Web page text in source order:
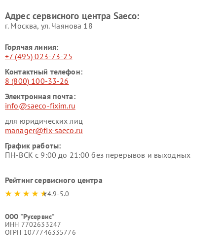
Адрес сервисного центра Saeco:
г. Москва, ул. Чаянова 18
Горячая линия:
+7 (495) 023-73-25
Контактный телефон:
8 (800) 100-33-26
Электронная почта:
info@saeco-fixim.ru
для юридических лиц
manager@fix-saeco.ru
График работы:
ПН-ВСК с 9:00 до 21:00 без перерывов и выходных
Рейтинг сервисного центра
4.9-5.0
ООО "Русервис"
ИНН 7702633247
ОГРН 1077746335776